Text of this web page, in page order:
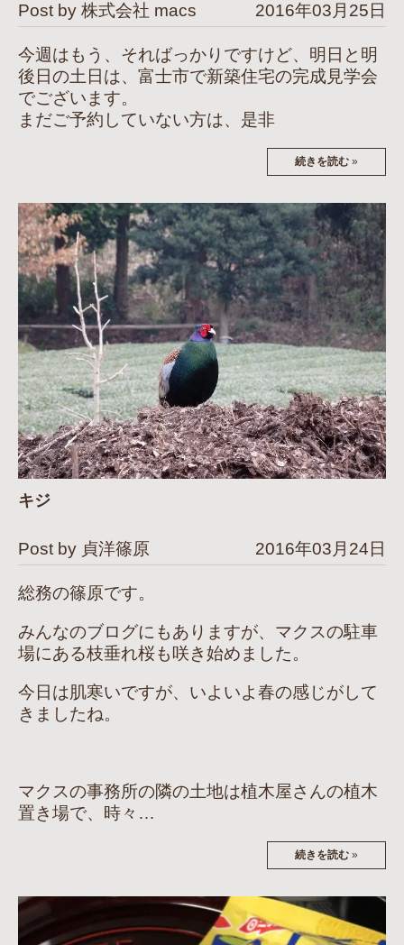
Post by 株式会社 macs 2016年03月25日
今週はもう、そればっかりですけど、明日と明
後日の土日は、富士市で新築住宅の完成見学会
でございます。
まだご予約していない方は、是非
続きを読む »
キジ
Post by 貞洋篠原 2016年03月24日
総務の篠原です。
みんなのブログにもありますが、マクスの駐車
場にある枝垂れ桜も咲き始めました。
今日は肌寒いですが、いよいよ春の感じがして
きましたね。
マクスの事務所の隣の土地は植木屋さんの植木
置き場で、時々…
続きを読む »